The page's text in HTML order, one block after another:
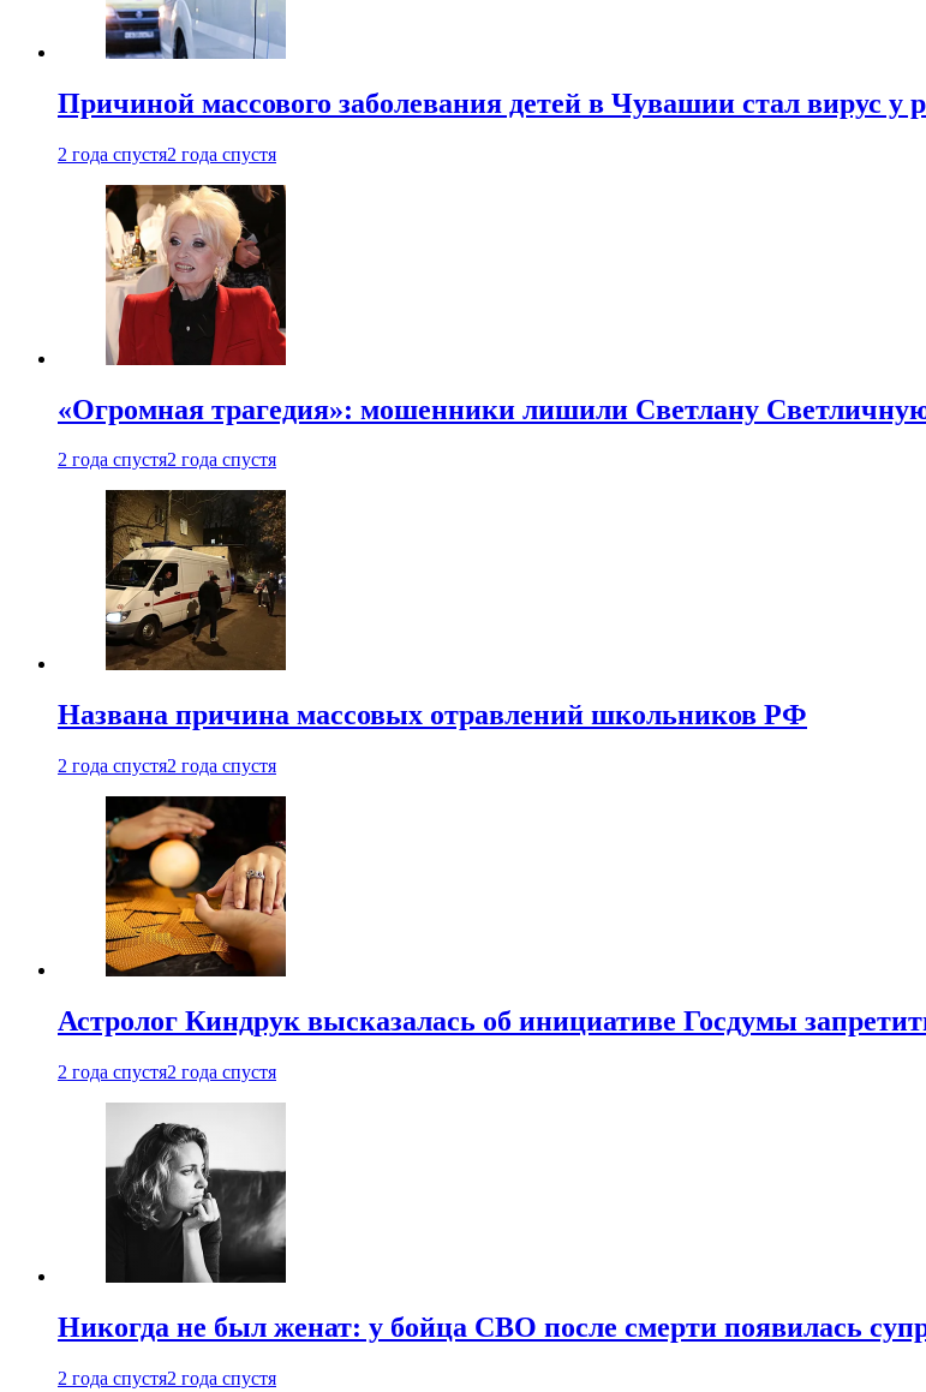
Причиной массового заболевания детей в Чувашии стал вирус у
2 года спустя2 года спустя
«Огромная трагедия»: мошенники лишили Светлану Светличную
2 года спустя2 года спустя
Названа причина массовых отравлений школьников РФ
2 года спустя2 года спустя
Астролог Киндрук высказалась об инициативе Госдумы
2 года спустя2 года спустя
Никогда не был женат: у бойца СВО после смерти появилась
2 года спустя2 года спустя